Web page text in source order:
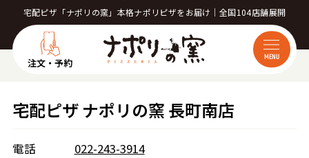
宅配ピザ「ナポリの窯」本格ナポリピザをお届け｜全国104店舗展開
注文・予約 MENU
宅配ピザ ナポリの窯 長町南店
電話
022-243-3914